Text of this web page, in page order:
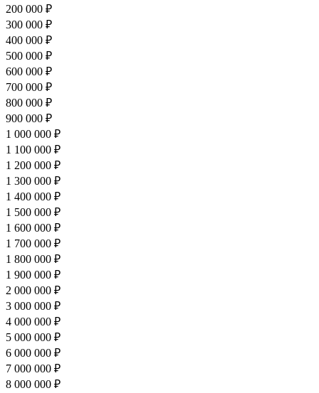
200 000 ₽
300 000 ₽
400 000 ₽
500 000 ₽
600 000 ₽
700 000 ₽
800 000 ₽
900 000 ₽
1 000 000 ₽
1 100 000 ₽
1 200 000 ₽
1 300 000 ₽
1 400 000 ₽
1 500 000 ₽
1 600 000 ₽
1 700 000 ₽
1 800 000 ₽
1 900 000 ₽
2 000 000 ₽
3 000 000 ₽
4 000 000 ₽
5 000 000 ₽
6 000 000 ₽
7 000 000 ₽
8 000 000 ₽